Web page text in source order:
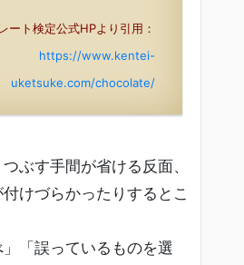
ート検定公式HPより引用：
https://www.kentei-
uketsuke.com/chocolate/
ぶす手間が省ける反面、
けづらかったりするとこ
」「誤っているものを選